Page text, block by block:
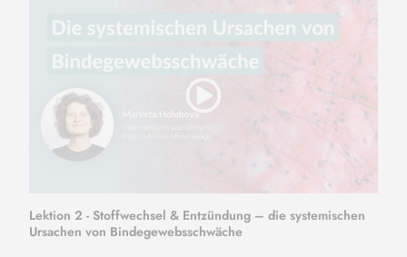
Lektion 2 - Stoffwechsel & Entzündung – die systemischen
Ursachen von Bindegewebsschwäche